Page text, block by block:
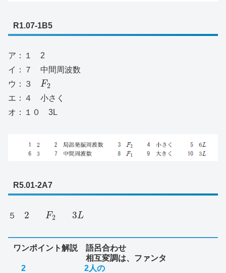
R1.07-1B5
ア：１ 2
イ：７ 中間周波数
ウ：３ F2
エ：４ 小さく
オ：１０ 3L
R5.01-2A7
５ 2 F2 3L
ワンポイント解説 語呂合わせ
相互変調は、ファンタ
2 2人の